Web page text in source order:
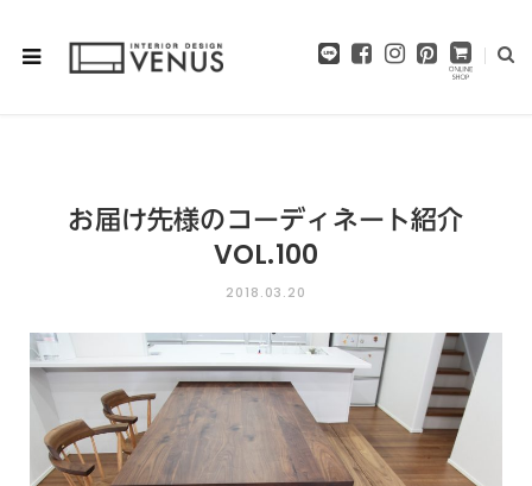
F
k
I
a
m
P
s
t
お届け先様のコーディネート紹介
VOL.100
2018.03.20